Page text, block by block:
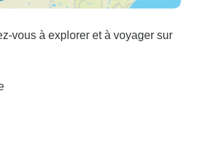
vous à explorer et à voyager sur